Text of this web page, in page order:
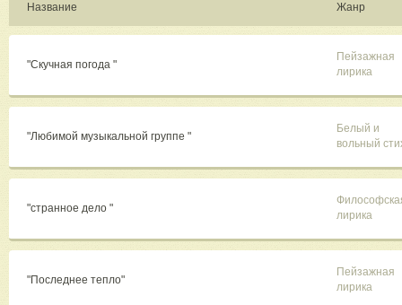
Название Жанр
"Скучная погода "
Пейзажная
лирика
"Любимой музыкальной группе "
Белый и
вольный
"странное дело "
лирика
"Последнее тепло"
Пейзажная
лирика